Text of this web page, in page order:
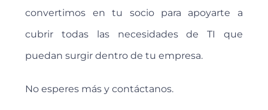
convertimos en tu socio para apoyarte a
cubrir todas las necesidades de TI que
puedan surgir dentro de tu empresa.
No esperes más y contáctanos.